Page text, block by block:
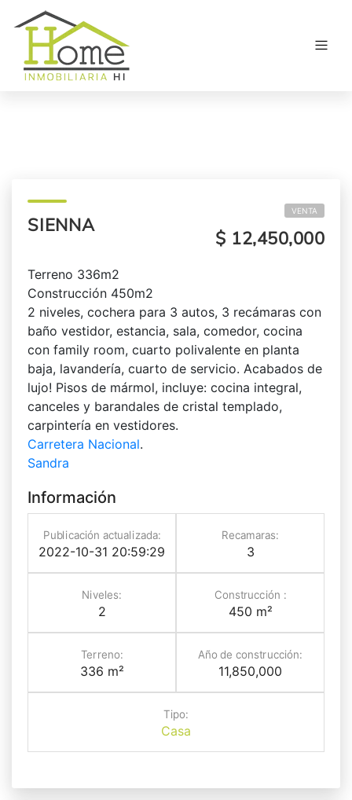
SIENNA
VENTA
$ 12,450,000
Terreno 336m2
Construcción 450m2
2 niveles, cochera para 3 autos, 3 recámaras con
baño vestidor, estancia, sala, comedor, cocina
con family room, cuarto polivalente en planta
baja, lavandería, cuarto de servicio. Acabados de
lujo! Pisos de mármol, incluye: cocina integral,
canceles y barandales de cristal templado,
carpintería en vestidores.
Carretera Nacional.
Sandra
Información
Publicación actualizada:
2022-10-31 20:59:29
Recamaras:
3
Niveles:
2
Construcción :
450 m²
Terreno:
336 m²
Año de construcción:
11,850,000
Tipo:
Casa